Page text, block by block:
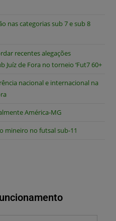
nas categorias sub 7 e sub 8
recentes alegações
de Fora no torneio ‘Fut7 60+
nacional e internacional na
América-MG
mineiro no futsal sub-11